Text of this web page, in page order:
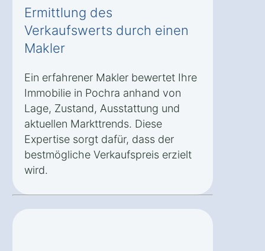
Ermittlung des
Verkaufswerts durch einen
Makler
Ein erfahrener Makler bewertet Ihre
Immobilie in Pochra anhand von
Lage, Zustand, Ausstattung und
aktuellen Markttrends. Diese
Expertise sorgt dafür, dass der
bestmögliche Verkaufspreis erzielt
wird.